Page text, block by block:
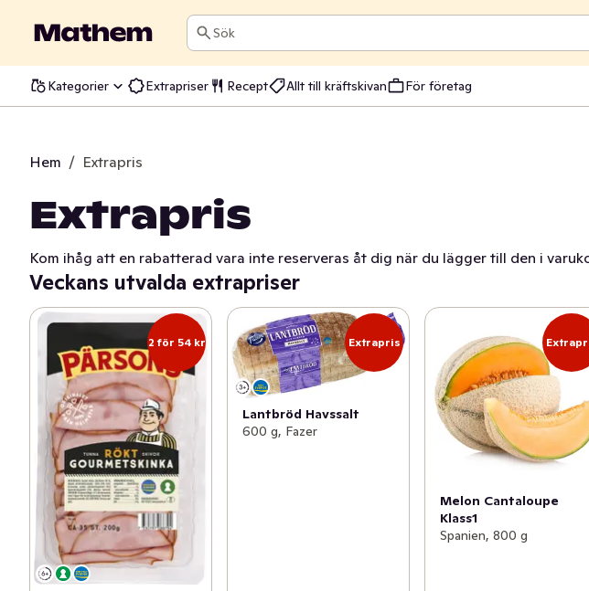
Sök
Kategorier Extrapriser Recept Allt till kräftskivan För företag
Hem / Extrapris
Extrapris
Kom ihåg att en rabatterad vara inte reserveras åt dig när du lägger till den i
Veckans utvalda extrapriser
2 för 54 kr Extrapris
Lantbröd Havssalt
600 g, Fazer
Melon Cantaloupe
Klass1
Spanien, 800 g